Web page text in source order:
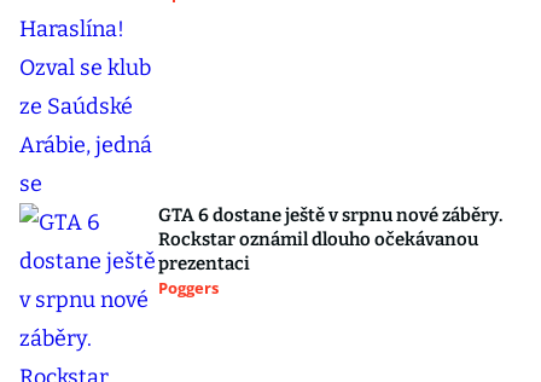
GTA 6 dostane ještě v srpnu nové záběry.
Rockstar oznámil dlouho očekávanou
prezentaci
Poggers